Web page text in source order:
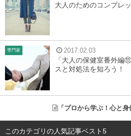
大人のためのコンプレ
専門家 2017.02.03
「大人の保健室番外編
スと対処法を知ろう！
「プロから学ぶ！心と
このカテゴリの人気記事ベスト5